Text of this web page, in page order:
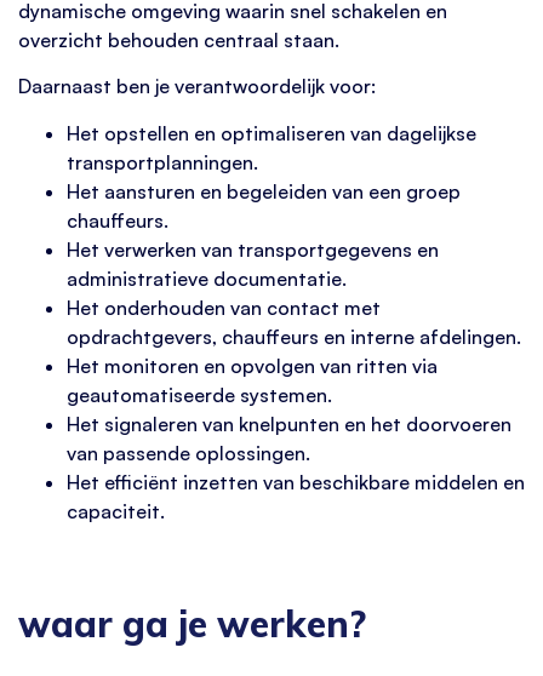
dynamische omgeving waarin snel schakelen en
overzicht behouden centraal staan.
Daarnaast ben je verantwoordelijk voor:
Het opstellen en optimaliseren van dagelijkse
transportplanningen.
Het aansturen en begeleiden van een groep
chauffeurs.
Het verwerken van transportgegevens en
administratieve documentatie.
Het onderhouden van contact met
opdrachtgevers, chauffeurs en interne afdelingen.
Het monitoren en opvolgen van ritten via
geautomatiseerde systemen.
Het signaleren van knelpunten en het doorvoeren
van passende oplossingen.
Het efficiënt inzetten van beschikbare middelen en
capaciteit.
waar ga je werken?